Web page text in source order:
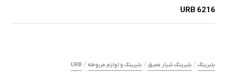
6216 URB
بلبرینگ / بلبرینگ شیار عمیق / بلبرینگ و لوازم مربوطه /
URB